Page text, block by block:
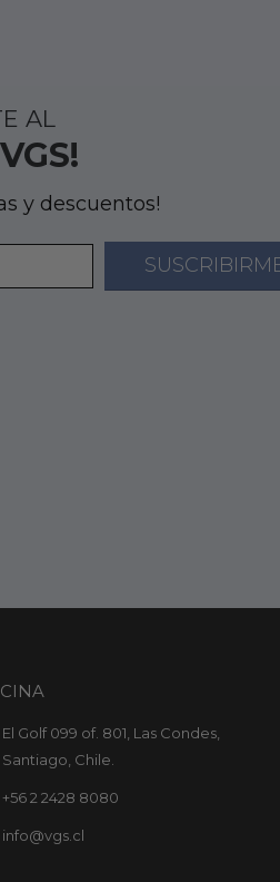
AL
y descuentos!
El Golf 099 of. 801, Las Condes,
Santiago, Chile.
+56 2 2428 8080
info@vgs.cl